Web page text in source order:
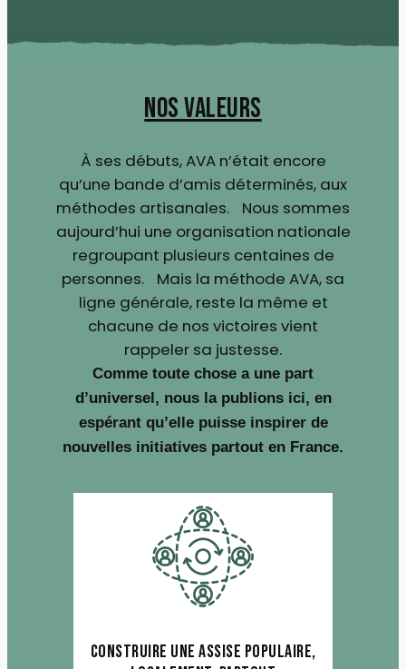
Nos valeurs
À ses débuts, AVA n’était encore
qu’une bande d’amis déterminés, aux
méthodes artisanales. Nous sommes
aujourd’hui une organisation nationale
regroupant plusieurs centaines de
personnes. Mais la méthode AVA, sa
ligne générale, reste la même et
chacune de nos victoires vient
rappeler sa justesse.
Comme toute chose a une part
d’universel, nous la publions ici, en
espérant qu’elle puisse inspirer de
nouvelles initiatives partout en France.
Construire une assise populaire,